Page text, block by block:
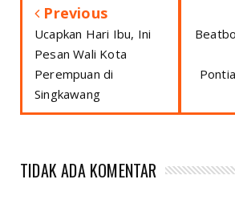
Previous
Ucapkan Hari Ibu, Ini
Pesan Wali Kota
Perempuan di
Singkawang
TIDAK ADA KOMENTAR